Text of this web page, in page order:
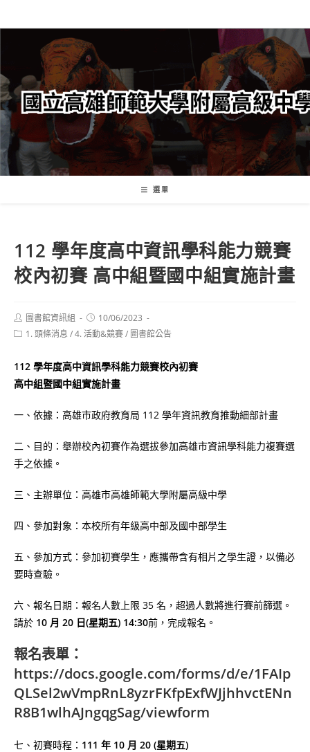
轉
要
內
容
選單
112 學年度高中資訊學科能力競賽
校內初賽 高中組暨國中組實施計畫
Post
author:
圖書館資訊組
Post
published:
10/06/2023
Post1. 頭條消息 /4. 活動&競賽/ 圖書館公告
112 學年度高中資訊學科能力競賽校內初賽
高中組暨國中組實施計畫
一、依據：高雄市政府教育局 112 學年資訊教育推動細部計畫
二、目的：舉辦校內初賽作為選拔參加高雄市資訊學科能力複賽選
手之依據。
三、主辦單位：高雄市高雄師範大學附屬高級中學
四、參加對象：本校所有年級高中部及國中部學生
五、參加方式：參加初賽學生，應攜帶含有相片之學生證，以備必
要時查驗。
六、報名日期：報名人數上限 35 名，超過人數將進行賽前篩選。
請於 10 月 20 日(星期五) 14:30前，完成報名。
報名表單：
https://docs.google.com/forms/d/e/1FAIp
QLSel2wVmpRnL8yzrFKfpExfWJjhhvctENn
R8B1wlhAJngqgSag/viewform
七、初賽時程： 111 年 10 月 20 (星期五)